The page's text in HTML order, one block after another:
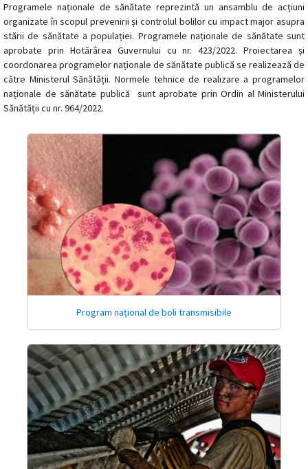
Programele naționale de sănătate reprezintă un ansamblu de acțiuni
organizate în scopul prevenirii și controlul bolilor cu impact major asupra
stării de sănătate a populației. Programele naționale de sănătate sunt
aprobate prin Hotărârea Guvernului cu nr. 423/2022. Proiectarea și
coordonarea programelor naționale de sănătate publică se realizează de
către Ministerul Sănătății. Normele tehnice de realizare a programelor
naționale de sănătate publică sunt aprobate prin Ordin al Ministerului
Sănătății cu nr. 964/2022.
Program național de boli transmisibile